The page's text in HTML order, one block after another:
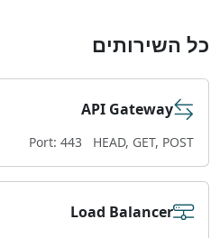
כל השירותים
API Gateway
Port: 443 HEAD, GET, POST
Load Balancer